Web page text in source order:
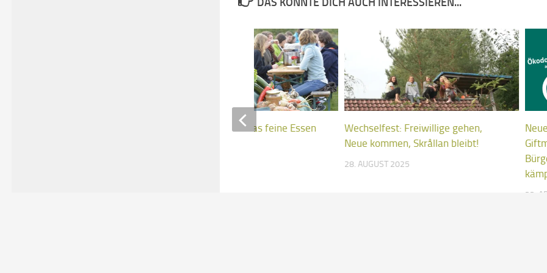
Wechselfest: Freiwillige gehen,
Neue kommen, Skrållan bleibt!
28. AUGUST 2025
23.
Sieben Linden und das feine Essen